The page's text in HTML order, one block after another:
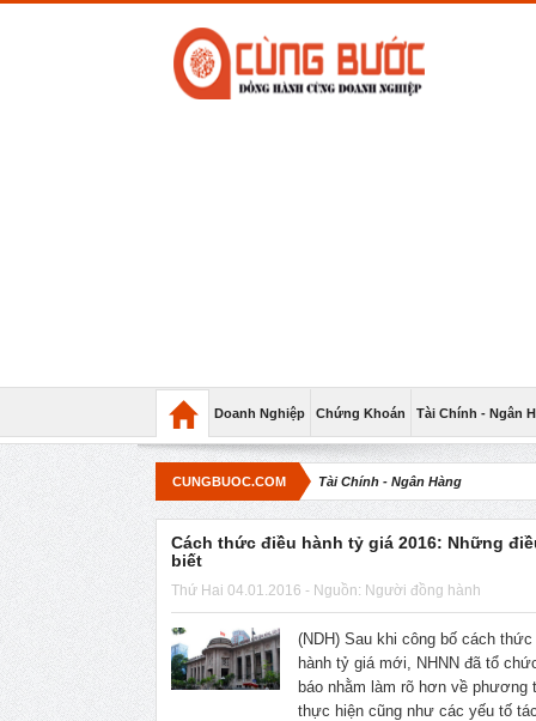
Doanh Nghiệp Chứng Khoán Tài Chính - Ngân
CUNGBUOC.COM Tài Chính - Ngân Hàng
Cách thức điều hành tỷ giá 2016: Những
biết
Thứ Hai 04.01.2016 - Nguồn: Người đồng hành
(NDH) Sau khi công bố cách thức
hành tỷ giá mới, NHNN đã tổ
báo nhằm làm rõ hơn về phương
thực hiện cũng như các yếu tố